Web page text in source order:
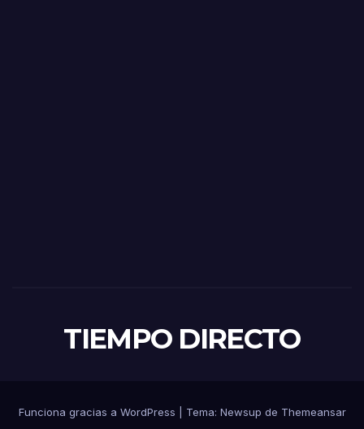
TIEMPO DIRECTO
Funciona gracias a WordPress Tema: Newsup de Themeansar